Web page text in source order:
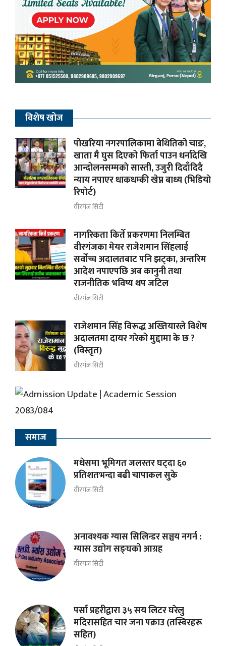
विशेष खोज
पोखरिया नगरपालिकामा बेथितिको चाङ,
खाता मै घुस दिएको फिर्ता पाउन धर्नादेखि
आन्दोलनसम्मकाे सास्ती, उजुरी दिदाँदिदै
न्याय नपाएर धाकधम्की खेप्न बाध्य (भिडियाे
रिपाेर्ट)
वीरगंज सिटी
नागरिकता किर्ते प्रकरणमा निलम्बित
वीरगंजका मेयर राजेशमान सिंहलाई
सर्वोच्च अदालतबाट पनि झट्का, अन्तरिम
आदेश नपाएपछि अब कानुनी तथा
राजनीतिक भविष्य थप जटिल
वीरगंज सिटी
राजेशमान सिंह विरूद्ध अख्तियारले विशेष
अदालतमा दायर गरेको मुद्दामा के छ ?
(विस्तृत)
वीरगंज सिटी
समाज
मधेसमा भूमिगत जलस्तर घट्दा ६०
प्रतिशतभन्दा बढी चापाकल सुके
वीरगंज सिटी
अनावश्यक ग्यास सिलिन्डर सञ्चय नगर्न :
ग्यास उद्योग सङ्घको आग्रह
वीरगंज सिटी
पर्सा प्रहरीद्वारा ३५ सय लिटर घरेलु
मदिरासहित चार जना पक्राउ (तस्बिरहरू
सहित)